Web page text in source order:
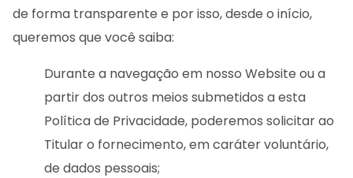
de forma transparente e por isso, desde o início,
queremos que você saiba:
Durante a navegação em nosso Website ou a
partir dos outros meios submetidos a esta
Política de Privacidade, poderemos solicitar ao
Titular o fornecimento, em caráter voluntário,
de dados pessoais;